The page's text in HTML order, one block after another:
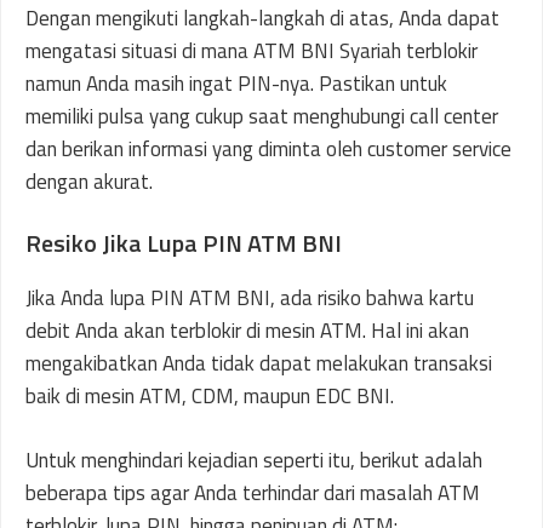
Dengan mengikuti langkah-langkah di atas, Anda dapat
mengatasi situasi di mana ATM BNI Syariah terblokir
namun Anda masih ingat PIN-nya. Pastikan untuk
memiliki pulsa yang cukup saat menghubungi call center
dan berikan informasi yang diminta oleh customer service
dengan akurat.
Resiko Jika Lupa PIN ATM BNI
Jika Anda lupa PIN ATM BNI, ada risiko bahwa kartu
debit Anda akan terblokir di mesin ATM. Hal ini akan
mengakibatkan Anda tidak dapat melakukan transaksi
baik di mesin ATM, CDM, maupun EDC BNI.
Untuk menghindari kejadian seperti itu, berikut adalah
beberapa tips agar Anda terhindar dari masalah ATM